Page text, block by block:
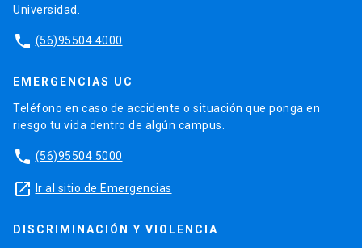
Universidad.
phone (56)95504 4000
EMERGENCIAS UC
Teléfono en caso de accidente o situación que ponga en
riesgo tu vida dentro de algún campus.
phone (56)95504 5000
launch Ir al sitio de Emergencias
DISCRIMINACIÓN Y VIOLENCIA